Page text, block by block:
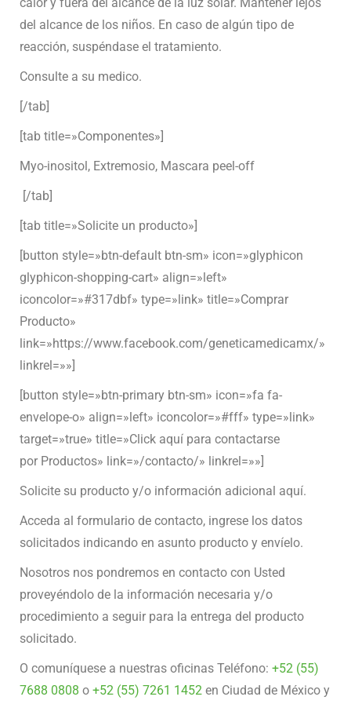
del alcance de los niños. En caso de algún tipo de
reacción, suspéndase el tratamiento.
Consulte a su medico.
[/tab]
[tab title=»Componentes»]
Myo-inositol, Extremosio, Mascara peel-off
[/tab]
[tab title=»Solicite un producto»]
[button style=»btn-default btn-sm» icon=»glyphicon
glyphicon-shopping-cart» align=»left»
iconcolor=»#317dbf» type=»link» title=»Comprar
Producto»
link=»https://www.facebook.com/geneticamedicamx/»
linkrel=»»]
[button style=»btn-primary btn-sm» icon=»fa fa-
envelope-o» align=»left» iconcolor=»#fff» type=»link»
target=»true» title=»Click aquí para contactarse
por Productos» link=»/contacto/» linkrel=»»]
Solicite su producto y/o información adicional aquí.
Acceda al formulario de contacto, ingrese los datos
solicitados indicando en asunto producto y envíelo.
Nosotros nos pondremos en contacto con Usted
proveyéndolo de la información necesaria y/o
procedimiento a seguir para la entrega del producto
solicitado.
O comuníquese a nuestras oficinas Teléfono: +52 (55)
7688 0808 o +52 (55) 7261 1452 en Ciudad de México y